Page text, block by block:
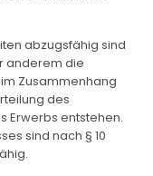
abzugsfähig sind
anderem die
Zusammenhang
des
Erwerbs entstehen.
sind nach § 10